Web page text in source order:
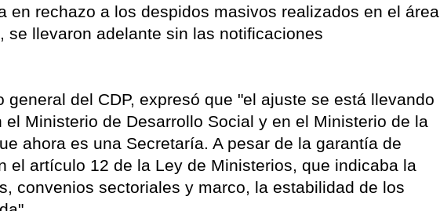
en rechazo a los despidos masivos realizados en el área
se llevaron adelante sin las notificaciones
general del CDP, expresó que "el ajuste se está llevando
Ministerio de Desarrollo Social y en el Ministerio de la
ahora es una Secretaría. A pesar de la garantía de
el artículo 12 de la Ley de Ministerios, que indicaba la
convenios sectoriales y marco, la estabilidad de los